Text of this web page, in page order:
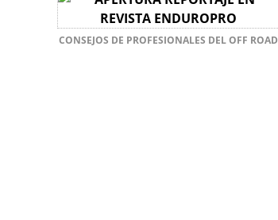
CONSEJOS DE PROFESIONALES DEL OFF ROAD